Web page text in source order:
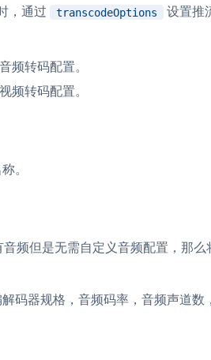
一站式实时互动模块的选
打通
SDK 拓展插件
，通过 transcodeOptions 设置推
频转码配置。
频转码配置。
。
频但是无需自定义音频配置，那么
码器规格，音频码率，音频声道